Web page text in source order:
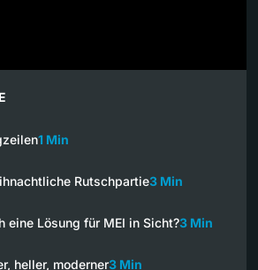
1 Min
Rutschpartie3 Min
eine Lösung für MEI in Sicht?3 Min
heller, moderner3 Min